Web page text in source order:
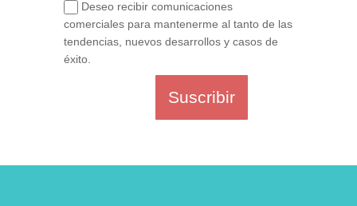
Deseo recibir comunicaciones
comerciales para mantenerme al tanto de las
tendencias, nuevos desarrollos y casos de
éxito.
Suscribir